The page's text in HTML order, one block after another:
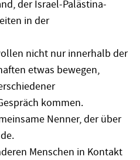
der Israel-Palästina-
in der
nicht nur innerhalb der
etwas bewegen,
kommen.
Nenner, der über
Menschen in Kontakt